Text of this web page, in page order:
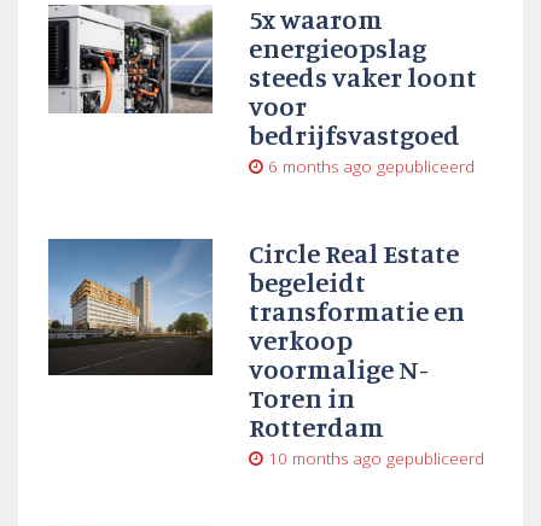
5x waarom
energieopslag
steeds vaker loont
voor
bedrijfsvastgoed
6 months ago gepubliceerd
Circle Real Estate
begeleidt
transformatie en
verkoop
voormalige N-
Toren in
Rotterdam
10 months ago gepubliceerd